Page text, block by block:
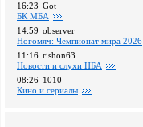
16:23 Got
БК МБА
14:59 observer
Ногомяч: Чемпионат мира 2026
11:16 rishon63
Новости и слухи НБА
08:26 1010
Кино и сериалы